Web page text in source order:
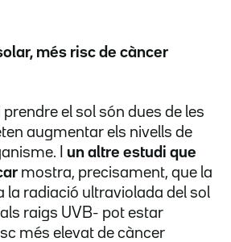
més risc de càncer
prendre el sol són dues de les
augmentar els nivells de
I un altre estudi que
mostra, precisament, que la
la radiació ultraviolada del sol
raigs UVB- pot estar
més elevat de càncer